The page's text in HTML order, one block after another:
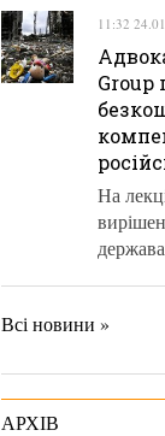
11:32
Group
На
Всі новини »
АРХІВ